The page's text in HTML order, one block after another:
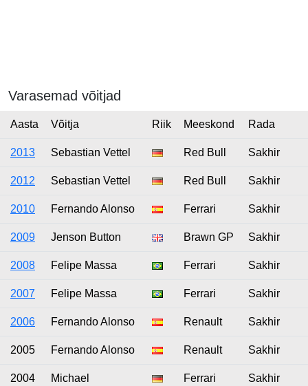
Varasemad võitjad
Aasta Võitja Riik Meeskond Rada
2013 Sebastian Vettel Red Bull Sakhir
2012 Sebastian Vettel Red Bull Sakhir
2010 Fernando Alonso Ferrari Sakhir
2009 Jenson Button Brawn GP Sakhir
2008 Felipe Massa Ferrari Sakhir
2007 Felipe Massa Ferrari Sakhir
2006 Fernando Alonso Renault Sakhir
2005 Fernando Alonso Renault Sakhir
2004 Michael Ferrari Sakhir